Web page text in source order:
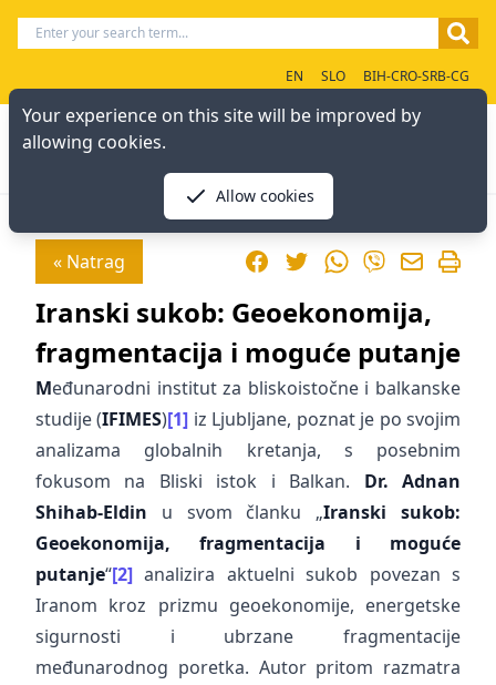
EN SLO BIH-CRO-SRB-CG
« Natrag FacebookTwitterWhatsApp
Viber
Iranski sukob: Geoekonomija,
fragmentacija i moguće putanje
Međunarodni institut za bliskoistočne i balkanske
studije (IFIMES)[1] iz Ljubljane, poznat je po svojim
analizama globalnih kretanja, s posebnim
fokusom na Bliski istok i Balkan. Dr. Adnan
Shihab-Eldin u svom članku „Iranski sukob:
Geoekonomija, fragmentacija i moguće
putanje“[2] analizira aktuelni sukob povezan s
Iranom kroz prizmu geoekonomije, energetske
sigurnosti i ubrzane fragmentacije
međunarodnog poretka. Autor pritom razmatra
Your experience on this site will be improved by
allowing cookies.
Allow cookies